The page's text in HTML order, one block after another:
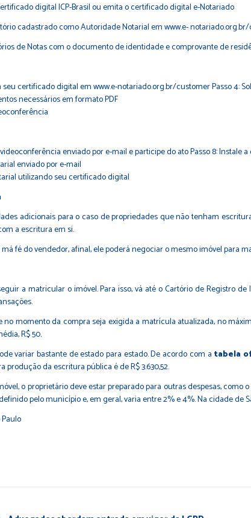
digital ICP-Brasil ou emita o certificado digital e-Notariado
cadastrado como Autoridade Notarial em www.e-
de Notas com o documento de identidade e comprovante de
seu certificado digital em www.e-notariado.org.br/customer Passo 4:
necessários em formato PDF
enviado por e-mail e participe do ato Passo 8: Instale
enviado por e-mail
utilizando seu certificado digital
adicionais para o caso de propriedades que não tenham
a escritura em si.
fé do vendedor, afinal, ele poderá negociar o mesmo imóvel para
a matricular o imóvel. Para isso, vá até o Cartório de Registro
momento da compra seja exigida a matrícula atualizada, no
R$ 50.
variar bastante de estado para estado. De acordo com a tabela
produção da escritura pública é de R$ 3.630,52.
o proprietário deve estar preparado para outras despesas,
pelo município e, em geral, varia entre 2% e 4%. Na cidade de